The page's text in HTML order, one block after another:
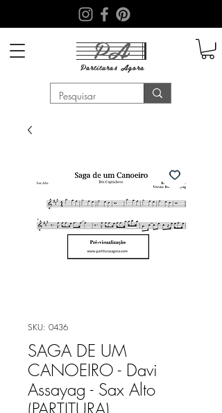
PA
Partituras Agora
SKU: 0436
SAGA DE UM
CANOEIRO - Davi
Assayag - Sax Alto